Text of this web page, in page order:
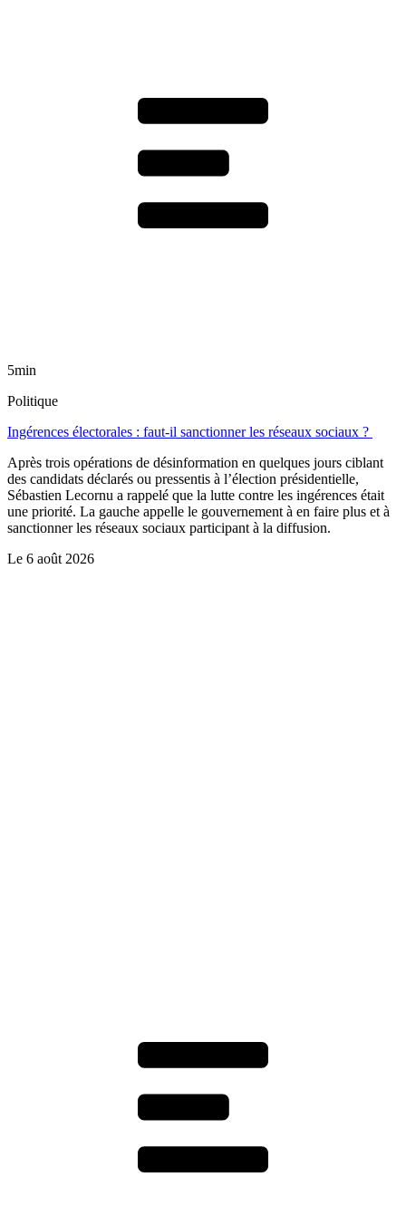
5min
Politique
Ingérences électorales : faut-il sanctionner les réseaux sociaux ?
Après trois opérations de désinformation en quelques jours ciblant
des candidats déclarés ou pressentis à l’élection présidentielle,
Sébastien Lecornu a rappelé que la lutte contre les ingérences était
une priorité. La gauche appelle le gouvernement à en faire plus et à
sanctionner les réseaux sociaux participant à la diffusion.
Le 6 août 2026